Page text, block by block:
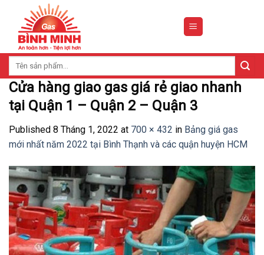
content
Cửa hàng giao gas giá rẻ giao nhanh
tại Quận 1 – Quận 2 – Quận 3
Published 8 Tháng 1, 2022 at 700 × 432 in Bảng giá gas
mới nhất năm 2022 tại Bình Thạnh và các quận huyện HCM